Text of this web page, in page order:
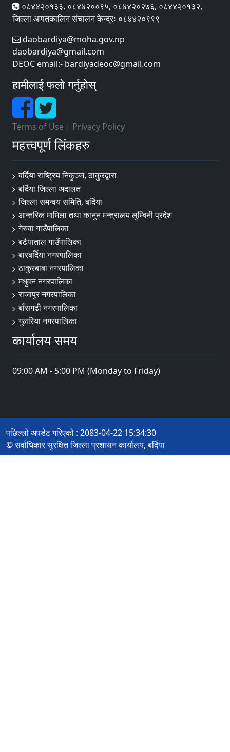
०८४४२०१३३, ०८४४२००९५, ०८४४२०२७६, ०८४४२०१३२,
जिल्ला आपतकालिन संचालन केन्द्रः ०८४४२०९९९
daobardiya@moha.gov.np
daobardiya@gmail.com
DEOC email:- bardiyadeoc@gmail.com
हामीलाई फलो गर्नुहोस्
Terms of Use | Privacy Policy
महत्त्वपूर्ण लिंकहरु
बर्दिया राष्ट्रिय निकुञ्ज, ठाकुरद्वारा
बर्दिया जिल्ला अदालत
जिल्ला समन्वय समिति, बर्दिया
आन्तरिक मामिला तथा कानुन मन्त्रालय लुम्बिनी प्रदेश
गेरुवा गाउँपालिका
बढैयाताल गाउँपालिका
बारबर्दिया नगरपालिका
ठाकुरबाबा नगरपालिका
मधुवन नगरपालिका
राजापुर नगरपालिका
बाँसगढी नगरपालिका
गुलरिया नगरपालिका
कार्यालय समय
09:00 AM - 5:00 PM (Monday to Friday)
पछिल्लो अपडेट गरिएको : 2083-04-22 15:34:30
© सर्वाधिकार सुरक्षित जिल्ला प्रशासन कार्यालय, बर्दिया